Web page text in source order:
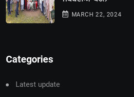
MARCH 22, 2024
Categories
Latest update